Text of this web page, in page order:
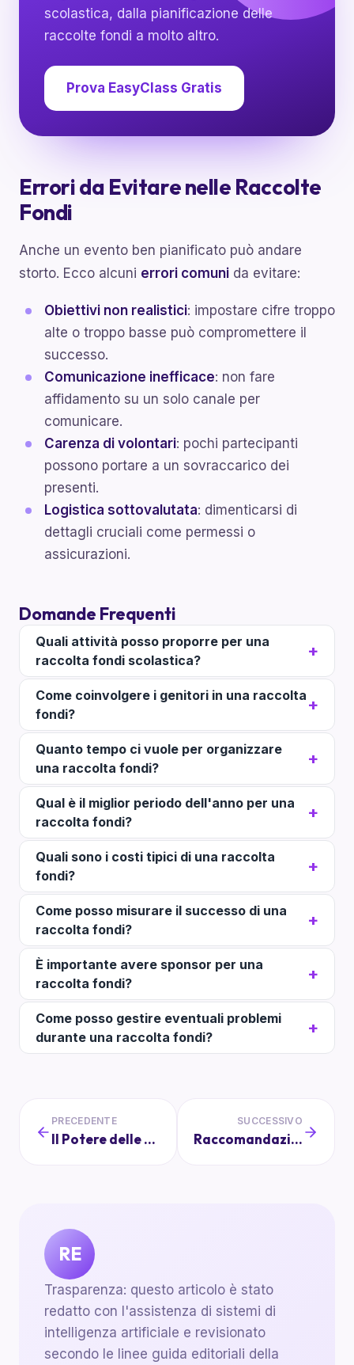
scolastica, dalla pianificazione delle
raccolte fondi a molto altro.
Prova EasyClass Gratis
Errori da Evitare nelle Raccolte
Fondi
Anche un evento ben pianificato può andare
storto. Ecco alcuni errori comuni da evitare:
Obiettivi non realistici: impostare cifre troppo
alte o troppo basse può compromettere il
successo.
Comunicazione inefficace: non fare
affidamento su un solo canale per
comunicare.
Carenza di volontari: pochi partecipanti
possono portare a un sovraccarico dei
presenti.
Logistica sottovalutata: dimenticarsi di
dettagli cruciali come permessi o
assicurazioni.
Domande Frequenti
Quali attività posso proporre per una
raccolta fondi scolastica?
Come coinvolgere i genitori in una raccolta
fondi?
Quanto tempo ci vuole per organizzare
una raccolta fondi?
Qual è il miglior periodo dell'anno per una
raccolta fondi?
Quali sono i costi tipici di una raccolta
fondi?
Come posso misurare il successo di una
raccolta fondi?
È importante avere sponsor per una
raccolta fondi?
Come posso gestire eventuali problemi
durante una raccolta fondi?
PRECEDENTE
Il Potere delle Parole: Linguaggio Positivo Nella Comunicazione Scuola-Famiglia
SUCCESSIVO
Raccomandazioni Legali per la Raccolta e Gestione dei Fondi di Classe
RE
Trasparenza: questo articolo è stato
redatto con l'assistenza di sistemi di
intelligenza artificiale e revisionato
secondo le linee guida editoriali della